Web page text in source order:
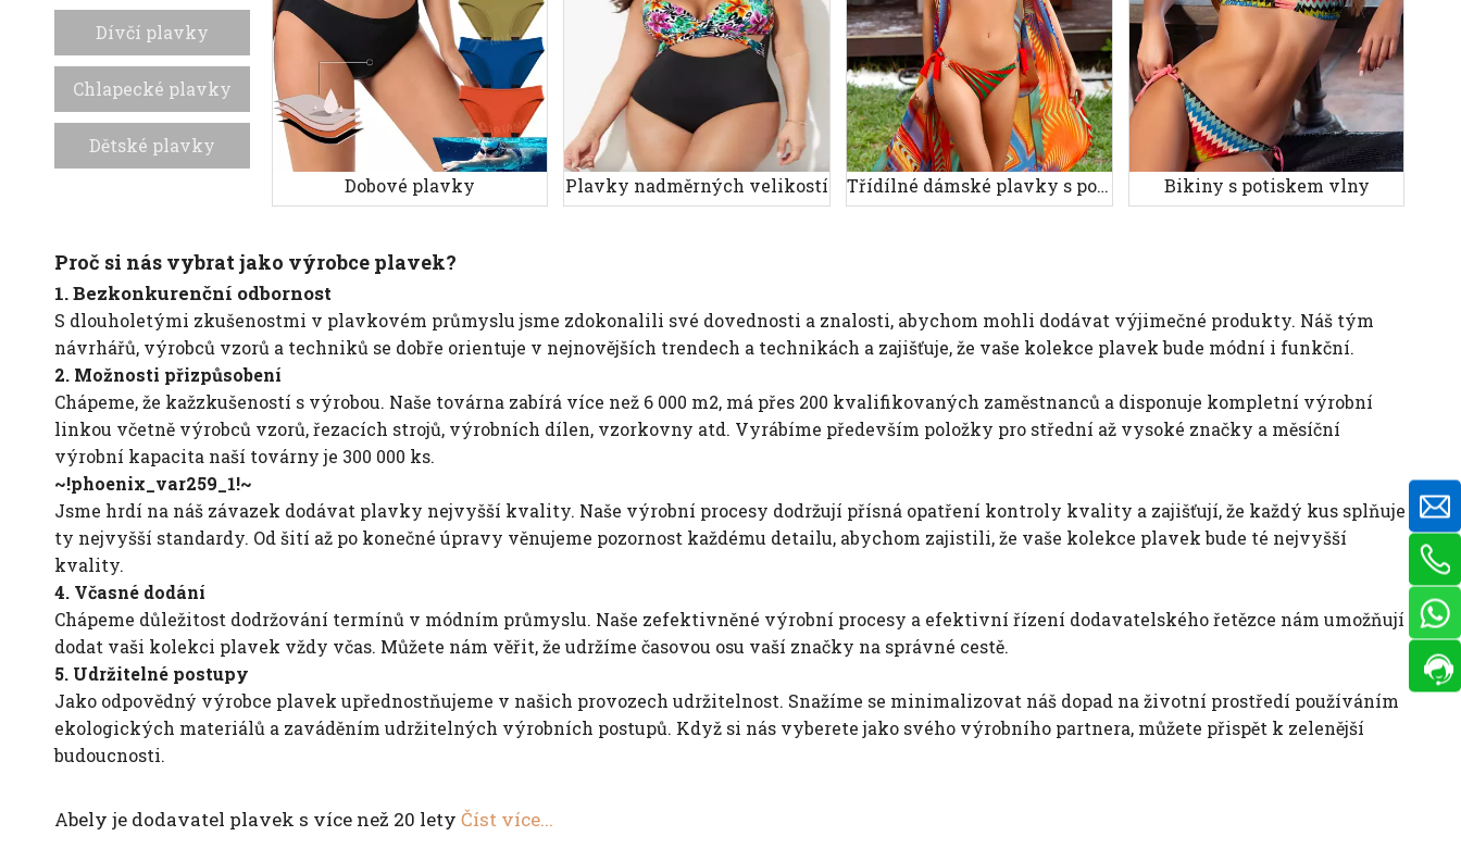
Dívčí plavky
Chlapecké plavky
Dětské plavky
Dobové plavky
Plavky nadměrných velikostí Třídílné dámské plavky s potiskem Bikiny s potiskem vlny
Proč si nás vybrat jako výrobce plavek?
1. Bezkonkurenční odbornost
S dlouholetými zkušenostmi v plavkovém průmyslu jsme zdokonalili své dovednosti a znalosti, abychom mohli dodávat výjimečné produkty. Náš tým
návrhářů, výrobců vzorů a techniků se dobře orientuje v nejnovějších trendech a technikách a zajišťuje, že vaše kolekce plavek bude módní i funkční.
2. Možnosti přizpůsobení
Chápeme, že kažzkušeností s výrobou. Naše továrna zabírá více než 6 000 m2, má přes 200 kvalifikovaných zaměstnanců a disponuje kompletní výrobní
linkou včetně výrobců vzorů, řezacích strojů, výrobních dílen, vzorkovny atd. Vyrábíme především položky pro střední až vysoké značky a měsíční
výrobní kapacita naší továrny je 300 000 ks.
~!phoenix_var259_1!~
Jsme hrdí na náš závazek dodávat plavky nejvyšší kvality. Naše výrobní procesy dodržují přísná opatření kontroly kvality a zajišťují, že každý kus splňuje
ty nejvyšší standardy. Od šití až po konečné úpravy věnujeme pozornost každému detailu, abychom zajistili, že vaše kolekce plavek bude té nejvyšší
kvality.
4. Včasné dodání
Chápeme důležitost dodržování termínů v módním průmyslu. Naše zefektivněné výrobní procesy a efektivní řízení dodavatelského řetězce nám umožňují
dodat vaši kolekci plavek vždy včas. Můžete nám věřit, že udržíme časovou osu vaší značky na správné cestě.
5. Udržitelné postupy
Jako odpovědný výrobce plavek upřednostňujeme v našich provozech udržitelnost. Snažíme se minimalizovat náš dopad na životní prostředí používáním
ekologických materiálů a zaváděním udržitelných výrobních postupů. Když si nás vyberete jako svého výrobního partnera, můžete přispět k zelenější
budoucnosti.
Abely je dodavatel plavek s více než 20 lety Číst více...